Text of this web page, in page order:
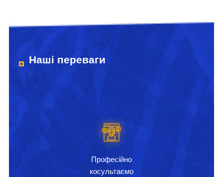
Наші переваги
Професійно
косультаємо